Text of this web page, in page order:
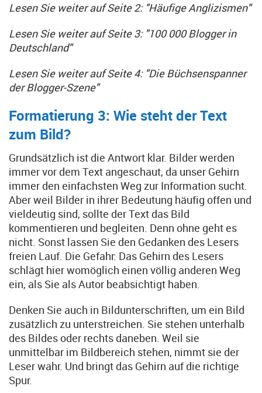
Lesen Sie weiter auf Seite 2: "Häufige Anglizismen"
Lesen Sie weiter auf Seite 3: "100 000 Blogger in
Deutschland"
Lesen Sie weiter auf Seite 4: "Die Büchsenspanner
der Blogger-Szene"
Formatierung 3: Wie steht der Text
zum Bild?
Grundsätzlich ist die Antwort klar. Bilder werden
immer vor dem Text angeschaut, da unser Gehirn
immer den einfachsten Weg zur Information sucht.
Aber weil Bilder in ihrer Bedeutung häufig offen und
vieldeutig sind, sollte der Text das Bild
kommentieren und begleiten. Denn ohne geht es
nicht. Sonst lassen Sie den Gedanken des Lesers
freien Lauf. Die Gefahr: Das Gehirn des Lesers
schlägt hier womöglich einen völlig anderen Weg
ein, als Sie als Autor beabsichtigt haben.
Denken Sie auch in Bildunterschriften, um ein Bild
zusätzlich zu unterstreichen. Sie stehen unterhalb
des Bildes oder rechts daneben. Weil sie
unmittelbar im Bildbereich stehen, nimmt sie der
Leser wahr. Und bringt das Gehirn auf die richtige
Spur.